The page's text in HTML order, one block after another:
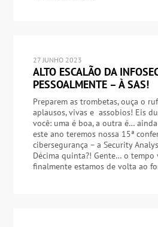
27 JUNHO 2023
ALTO ESCALÃO DA
PESSOALMENTE – À SAS!
Preparem as trombetas, ouça o
aplausos, vivas e assobios! Eis
você: uma é boa, a outra é…
este ano teremos nossa 15ª
cibersegurança – a Security
Décima quinta?! Gente… o tempo
finalmente estamos de volta ao